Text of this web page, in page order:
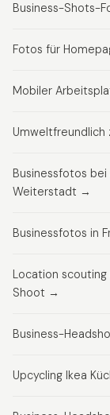
Business-Shots-
Fotos für
Mobiler
Umweltfreundlich
Businessfotos bei
Weiterstadt →
Businessfotos in
Location
Shoot →
Business-
Upcycling Ikea